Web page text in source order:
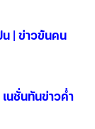
| ข่าวข้นคน
นชั่นทันข่าวค่ำ